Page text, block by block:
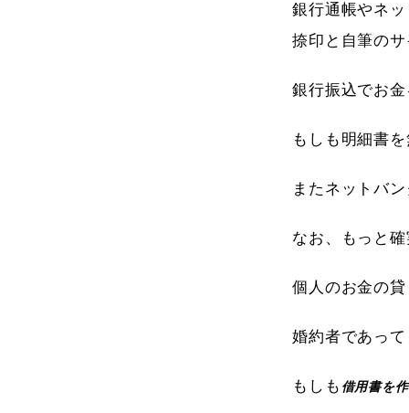
銀行通帳やネ
捺印と自筆の
銀行振込でお
もしも明細書
またネットバ
なお、もっと
個人のお金の
婚約者であっ
もしも 借用書を